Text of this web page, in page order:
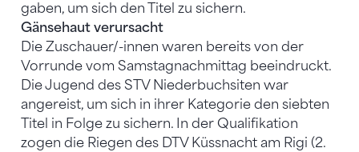
gaben, um sich den Titel zu sichern.
Gänsehaut verursacht
Die Zuschauer/-innen waren bereits von der
Vorrunde vom Samstagnachmittag beeindruckt.
Die Jugend des STV Niederbuchsiten war
angereist, um sich in ihrer Kategorie den siebten
Titel in Folge zu sichern. In der Qualifikation
zogen die Riegen des DTV Küssnacht am Rigi (2.